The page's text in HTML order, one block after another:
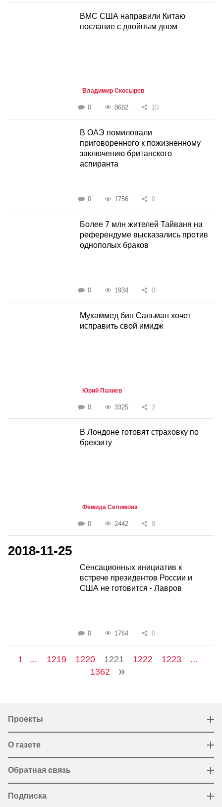
ВМС США направили Китаю
послание с двойным дном
Владимир Скосырев
0 8682 10
В ОАЭ помиловали
приговоренного к пожизненному
заключению британского
аспиранта
0 1756 0
Более 7 млн жителей Тайваня на
референдуме высказались против
однополых браков
0 1934 0
Мухаммед бин Сальман хочет
исправить свой имидж
Юрий Паниев
0 3325 2
В Лондоне готовят страховку по
брекзиту
Фемида Селимова
0 2442 9
2018-11-25
Сенсационных инициатив к
встрече президентов России и
США не готовится - Лавров
0 1764 0
1 ... 1219 1220 1221 1222 1223
...
1362
Проекты
О газете
Обратная связь
Подписка